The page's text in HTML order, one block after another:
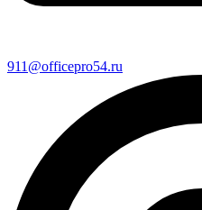
911@officepro54.ru